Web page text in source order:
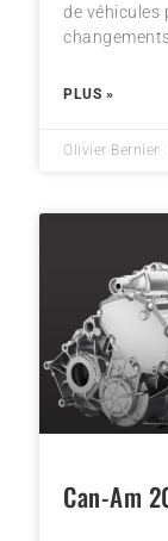
de véhicules
PLUS »
Olivier Bernier
Can-Am